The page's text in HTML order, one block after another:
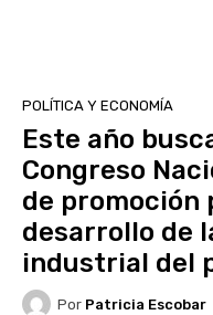
POLÍTICA Y ECONOMÍA
Este año
Congreso
de promoción
desarrollo de
industrial del
Por Patricia Escobar